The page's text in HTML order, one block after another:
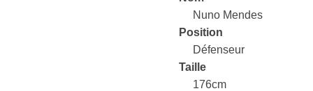
Nuno Mendes
Position
Défenseur
Taille
176cm